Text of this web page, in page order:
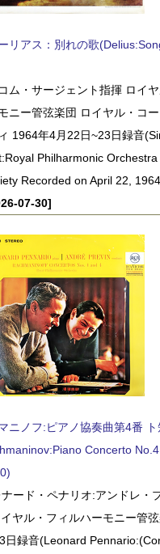
リアス：別れの歌
ム・サージェント指揮 ロイ
ニー管弦楽団 ロイヤル・コ
1964年4月22日~23日録音
Philharmonic
Recorded on April 22,
07-30]
ニノフ:ピアノ協奏曲第4番
Concerto
ード・ペナリオ:アンドレ・
ヤル・フィルハーモニー管
日録音(Leonard